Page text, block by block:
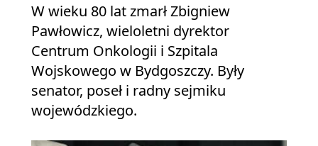
W wieku 80 lat zmarł Zbigniew
Pawłowicz, wieloletni dyrektor
Centrum Onkologii i Szpitala
Wojskowego w Bydgoszczy. Były
senator, poseł i radny sejmiku
wojewódzkiego.